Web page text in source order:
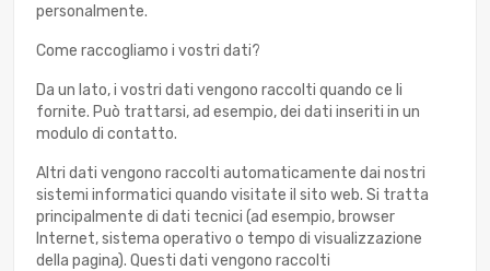
personalmente.
Come raccogliamo i vostri dati?
Da un lato, i vostri dati vengono raccolti quando ce li
fornite. Può trattarsi, ad esempio, dei dati inseriti in un
modulo di contatto.
Altri dati vengono raccolti automaticamente dai nostri
sistemi informatici quando visitate il sito web. Si tratta
principalmente di dati tecnici (ad esempio, browser
Internet, sistema operativo o tempo di visualizzazione
della pagina). Questi dati vengono raccolti